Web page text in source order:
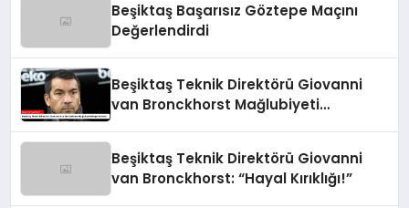
Beşiktaş Başarısız Göztepe Maçını
Değerlendirdi
Beşiktaş Teknik Direktörü Giovanni
van Bronckhorst Mağlubiyeti
Beşiktaş Teknik Direktörü Giovanni
van Bronckhorst: “Hayal Kırıklığı!”